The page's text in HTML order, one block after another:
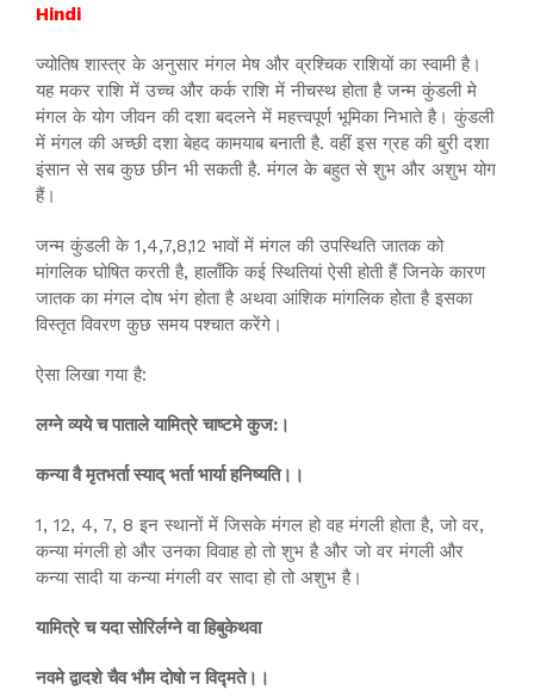
Hindi
ज्योतिष शास्त्र के अनुसार मंगल मेष और व्रश्चिक राशियों का स्वामी है।
यह मकर राशि में उच्च और कर्क राशि में नीचस्थ होता है जन्म कुंडली मे
मंगल के योग जीवन की दशा बदलने में महत्त्वपूर्ण भूमिका निभाते है। कुंडली
में मंगल की अच्छी दशा बेहद कामयाब बनाती है. वहीं इस ग्रह की बुरी दशा
इंसान से सब कुछ छीन भी सकती है. मंगल के बहुत से शुभ और अशुभ योग
हैं।
जन्म कुंडली के 1,4,7,8,12 भावों में मंगल की उपस्थिति जातक को
मांगलिक घोषित करती है, हालाँकि कई स्थितियां ऐसी होती हैं जिनके कारण
जातक का मंगल दोष भंग होता है अथवा आंशिक मांगलिक होता है इसका
विस्तृत विवरण कुछ समय पश्चात करेंगे।
ऐसा लिखा गया है:
लग्ने व्यये च पाताले यामित्रे चाष्टमे कुज:।
कन्या वै मृतभर्ता स्याद् भर्ता भार्या हनिष्यति।।
1, 12, 4, 7, 8 इन स्थानों में जिसके मंगल हो वह मंगली होता है, जो वर,
कन्या मंगली हो और उनका विवाह हो तो शुभ है और जो वर मंगली और
कन्या सादी या कन्या मंगली वर सादा हो तो अशुभ है।
यामित्रे च यदा सोरिर्लग्ने वा हिबुकेथवा
नवमे द्वादशे चैव भौम दोषो न विद्मते।।